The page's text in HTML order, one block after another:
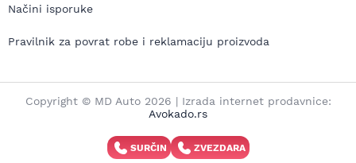
Načini isporuke
Pravilnik za povrat robe i reklamaciju proizvoda
Copyright © MD Auto 2026 | Izrada internet prodavnice:
Avokado.rs
SURČIN ZVEZDARA